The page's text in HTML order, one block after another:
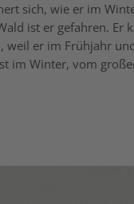
sich, wie er im
ist er gefahren. Er
weil er im Frühjahr
im Winter, vom